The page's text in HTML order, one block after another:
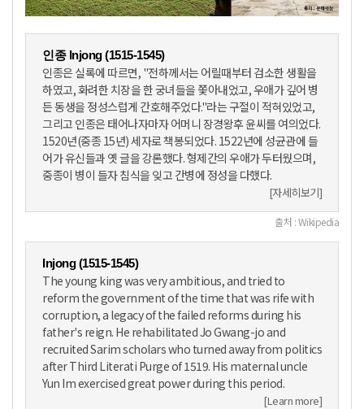
인종 Injong (1515-1545)
인종은 실록에 따르면, "전하께서는 어릴때부터 검소한 생활을
하였고, 화려한 치장을 한 궁녀들을 쫓아내었고, 우애가 깊어 병
든 동생을 정성스럽게 간호해주었다."라는 구절이 적혀있었고,
그리고 인종은 태어나자마자 어머니 장경왕후 윤씨를 여의었다.
1520년(중종 15년) 세자로 책봉되었다. 1522년에 성균관에 들
어가 유신들과 옛 글을 강론했다. 형제간의 우애가 두터웠으며,
중종이 병이 들자 침식을 잊고 간병에 정성을 다했다.
[자세히보기]
출처 : Wikipedia
Injong (1515-1545)
The young king was very ambitious, and tried to
reform the government of the time that was rife with
corruption, a legacy of the failed reforms during his
father's reign. He rehabilitated Jo Gwang-jo and
recruited Sarim scholars who turned away from politics
after Third Literati Purge of 1519. His maternal uncle
Yun Im exercised great power during this period.
[Learn more]